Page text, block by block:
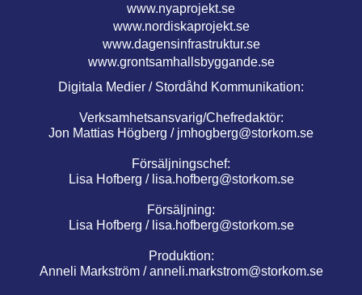
www.nyaprojekt.se
www.nordiskaprojekt.se
www.dagensinfrastruktur.se
www.grontsamhallsbyggande.se
Digitala Medier / Stordåhd Kommunikation:
Verksamhetsansvarig/Chefredaktör:
Jon Mattias Högberg / jmhogberg@storkom.se
Försäljningschef:
Lisa Hofberg / lisa.hofberg@storkom.se
Försäljning:
Lisa Hofberg / lisa.hofberg@storkom.se
Produktion:
Anneli Markström /anneli.markstrom@storkom.se